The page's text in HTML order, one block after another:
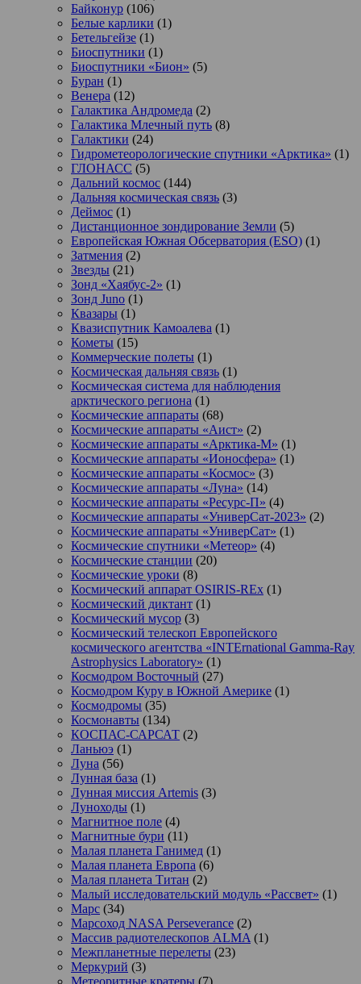
Байконур (106)
Белые карлики (1)
Бетельгейзе (1)
Биоспутники (1)
Биоспутники «Бион» (5)
Буран (1)
Венера (12)
Галактика Андромеда (2)
Галактика Млечный путь (8)
Галактики (24)
Гидрометеорологические спутники «Арктика» (1)
ГЛОНАСС (5)
Дальний космос (144)
Дальняя космическая связь (3)
Деймос (1)
Дистанционное зондирование Земли (5)
Европейская Южная Обсерватория (ESO) (1)
Затмения (2)
Звезды (21)
Зонд «Хаябус-2» (1)
Зонд Juno (1)
Квазары (1)
Квазиспутник Камоалева (1)
Кометы (15)
Коммерческие полеты (1)
Космическая дальняя связь (1)
Космическая система для наблюдения
арктического региона (1)
Космические аппараты (68)
Космические аппараты «Аист» (2)
Космические аппараты «Арктика-М» (1)
Космические аппараты «Ионосфера» (1)
Космические аппараты «Космос» (3)
Космические аппараты «Луна» (14)
Космические аппараты «Ресурс-П» (4)
Космические аппараты «УниверСат-2023» (2)
Космические аппараты «УниверСат» (1)
Космические спутники «Метеор» (4)
Космические станции (20)
Космические уроки (8)
Космический аппарат OSIRIS-REx (1)
Космический диктант (1)
Космический мусор (3)
Космический телескоп Европейского
космического агентства «INTErnational Gamma-Ray
Astrophysics Laboratory» (1)
Космодром Восточный (27)
Космодром Куру в Южной Америке (1)
Космодромы (35)
Космонавты (134)
КОСПАС-САРСАТ (2)
Ланьюэ (1)
Луна (56)
Лунная база (1)
Лунная миссия Artemis (3)
Луноходы (1)
Магнитное поле (4)
Магнитные бури (11)
Малая планета Ганимед (1)
Малая планета Европа (6)
Малая планета Титан (2)
Малый исследовательский модуль «Рассвет» (1)
Марс (34)
Марсоход NASA Perseverance (2)
Массив радиотелескопов ALMA (1)
Межпланетные перелеты (23)
Меркурий (3)
Метеоритные кратеры (7)